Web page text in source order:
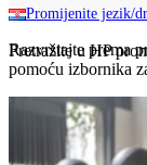
Promijenite jezik/
Pretražite u HP
Razvrstajte prema
pomoću izbornika